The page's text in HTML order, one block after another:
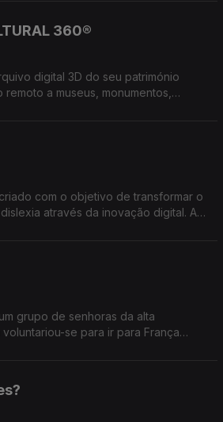
360®
digital 3D do seu património
a museus, monumentos,
com o objetivo de transformar o
através da inovação digital. A
grupo de senhoras da alta
se para ir para França